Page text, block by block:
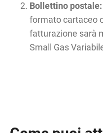
Bollettino postale:
formato cartaceo
fatturazione sarà
Small Gas